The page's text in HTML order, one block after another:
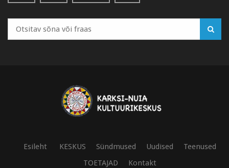
Esileht KESKUS Sündmused Uudised
Teenused
TOETAJAD
Kontakt